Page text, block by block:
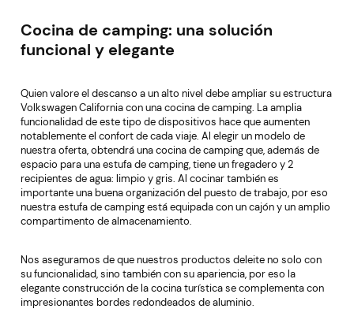
Cocina de camping: una solución
funcional y elegante
Quien valore el descanso a un alto nivel debe ampliar su estructura
Volkswagen California con una cocina de camping. La amplia
funcionalidad de este tipo de dispositivos hace que aumenten
notablemente el confort de cada viaje. Al elegir un modelo de
nuestra oferta, obtendrá una cocina de camping que, además de
espacio para una estufa de camping, tiene un fregadero y 2
recipientes de agua: limpio y gris. Al cocinar también es
importante una buena organización del puesto de trabajo, por eso
nuestra estufa de camping está equipada con un cajón y un amplio
compartimento de almacenamiento.
Nos aseguramos de que nuestros productos deleite no solo con
su funcionalidad, sino también con su apariencia, por eso la
elegante construcción de la cocina turística se complementa con
impresionantes bordes redondeados de aluminio.